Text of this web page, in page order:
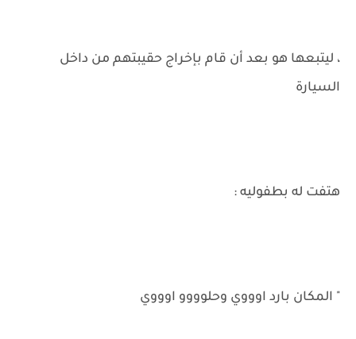
، ليتبعها هو بعد أن قام بإخراج حقيبتهم من داخل
السيارة
هتفت له بطفوليه :
" المكان بارد اوووي وحلوووو اوووي